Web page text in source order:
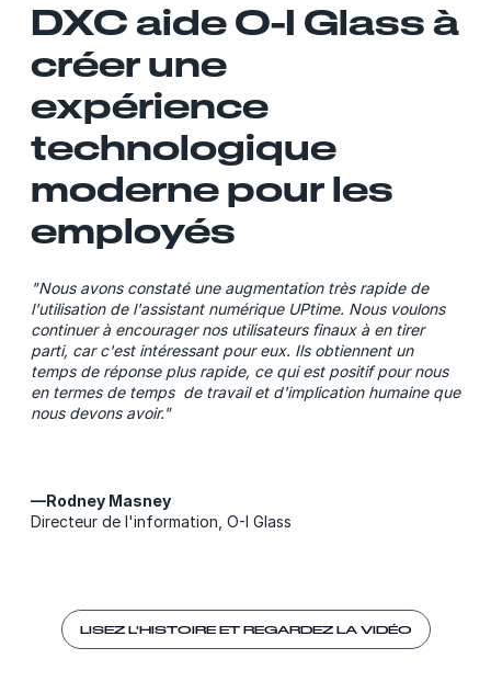
DXC aide O-I Glass à
créer une
expérience
technologique
moderne pour les
employés
"Nous avons constaté une augmentation très rapide de
l'utilisation de l'assistant numérique UPtime. Nous voulons
continuer à encourager nos utilisateurs finaux à en tirer
parti, car c'est intéressant pour eux. Ils obtiennent un
temps de réponse plus rapide, ce qui est positif pour nous
en termes de temps de travail et d'implication humaine que
nous devons avoir."
—Rodney Masney
Directeur de l'information, O-I Glass
LISEZ L'HISTOIRE ET REGARDEZ LA VIDÉO